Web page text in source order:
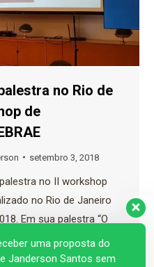
no Rio de
de
setembro 3, 2018
no II workshop
no Rio de Janeiro
Em sua palestra “O
Janderson alertou os
a importância de
uma proposta do
Janderson Santos sem